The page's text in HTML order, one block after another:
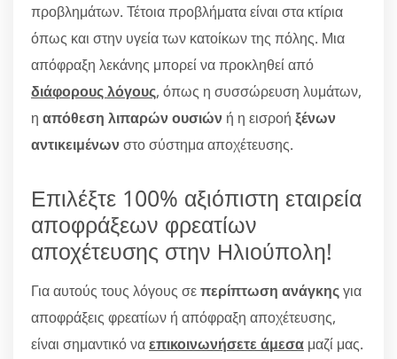
προβλημάτων. Τέτοια προβλήματα είναι στα κτίρια
όπως και στην υγεία των κατοίκων της πόλης. Μια
απόφραξη λεκάνης μπορεί να προκληθεί από
διάφορους λόγους, όπως η συσσώρευση λυμάτων,
η απόθεση λιπαρών ουσιών ή η εισροή ξένων
αντικειμένωνστο σύστημα αποχέτευσης.
Επιλέξτε 100% αξιόπιστη εταιρεία
αποφράξεων φρεατίων
αποχέτευσης στην Ηλιούπολη!
Για αυτούς τους λόγους σεπερίπτωση ανάγκηςγια
αποφράξεις φρεατίων ή απόφραξη αποχέτευσης,
είναι σημαντικό ναεπικοινωνήσετε άμεσα μαζί μας.